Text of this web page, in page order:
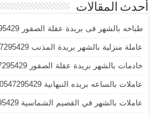
أحدث المقالات
طباخه بالشهر فى بريدة عقلة الصقور 0547295429
عاملة منزلية بالشهر بريدة المذنب 0547295429
خادمات بالشهر بريدة عقلة الصقور 0547295429
عاملات بالساعه بريده النبهانية 0547295429
عاملات بالشهر في القصيم الشماسية 0547295429